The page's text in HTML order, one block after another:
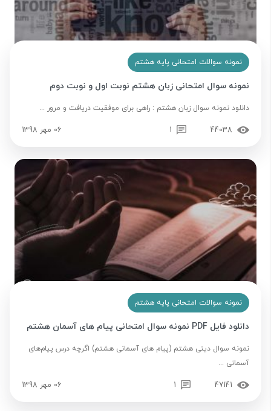
نمونه سوالات امتحانی پایه هشتم
نمونه سوال امتحانی زبان هشتم نوبت اول و نوبت دوم
دانلود نمونه سوال زبان هشتم : راهی برای موفقیت دریافت و مرور ...
44038
1 06 مهر 1398
نمونه سوالات امتحانی پایه هشتم
دانلود فایل PDF نمونه سوال امتحانی پیام های آسمان هشتم
نمونه سوال دینی هشتم (پیام های آسمانی هشتم) اگرچه درس پیام‌های
آسمانی ...
47141
1 06 مهر 1398